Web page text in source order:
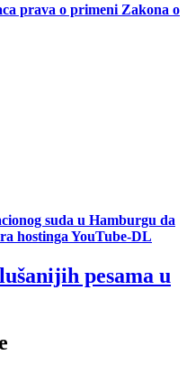
prava o primeni Zakona o
suda u Hamburgu da
hostinga YouTube-DL
pesama u